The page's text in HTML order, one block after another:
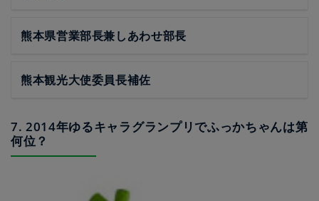
熊本県営業部長兼しあわせ部長
熊本観光大使委員長補佐
7. 2014年ゆるキャラグランプリでふっかちゃんは第
何位？